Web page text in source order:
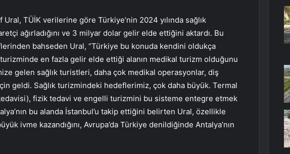
TÜİK verilerine göre Türkiye’nin 2024 yılında sağlık
ağırladığını ve 3 milyar dolar gelir elde ettiğini aktardı. Bu
bahseden Ural, “Türkiye bu konuda kendini oldukça
en fazla gelir elde ettiği alanın medikal turizm olduğunu
gelen sağlık turistleri, daha çok medikal operasyonlar, diş
geldi. Sağlık turizmindeki hedeflerimiz, çok daha büyük. Termal
fizik tedavi ve engelli turizmini bu sisteme entegre etmek
bu alanda İstanbul’u takip ettiğini belirten Ural, özellikle
ivme kazandığını, Avrupa’da Türkiye denildiğinde Antalya’nın